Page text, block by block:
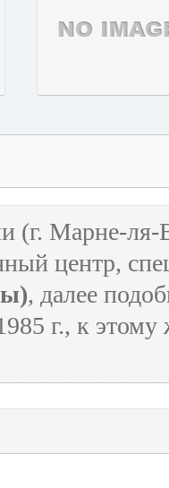
(г. Марне-
центр,
, далее
г., к этому